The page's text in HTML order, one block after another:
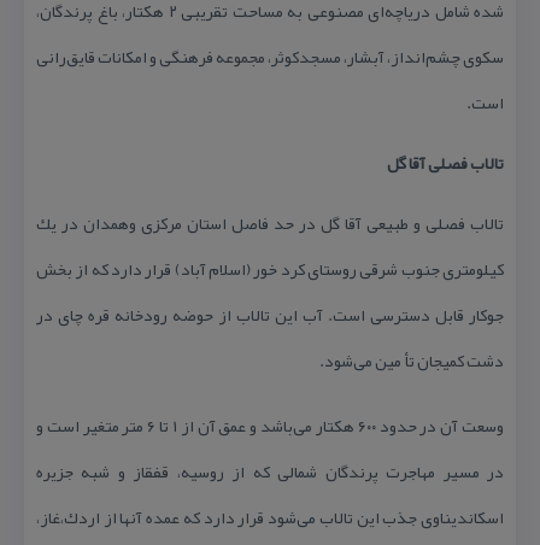
شده شامل دریاچه‌ای مصنوعی به مساحت تقریبی ۲ هكتار، باغ پرندگان،
سكوی چشم‌انداز، آبشار، مسجدكوثر، مجموعه فرهنگی و امكانات قایق‌رانی
است.
تالاب فصلی آقا گل
تالاب فصلی و طبیعی آقا گل در حد فاصل استان مركزی وهمدان در یك
كیلومتری جنوب شرقی روستای كرد خور (اسلام آباد) قرار دارد كه از بخش
جوكار قابل دسترسی است. آب این تالاب از حوضه رودخانه قره چای در
دشت كمیجان تأ مین می‌شود.
وسعت آن در حدود ۶۰۰ هكتار می‌باشد و عمق آن از ۱ تا ۶ متر متغیر است و
در مسیر مهاجرت پرندگان شمالی كه از روسیه، قفقاز و شبه جزیره
اسكاندیناوی جذب این تالاب می‌شود قرار دارد كه عمده آنها از اردك،غاز،